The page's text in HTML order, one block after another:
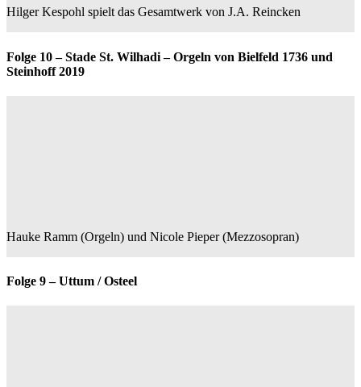
Hilger Kespohl spielt das Gesamtwerk von J.A. Reincken
Folge 10 – Stade St. Wilhadi – Orgeln von Bielfeld 1736 und
Steinhoff 2019
Hauke Ramm (Orgeln) und Nicole Pieper (Mezzosopran)
Folge 9 – Uttum / Osteel